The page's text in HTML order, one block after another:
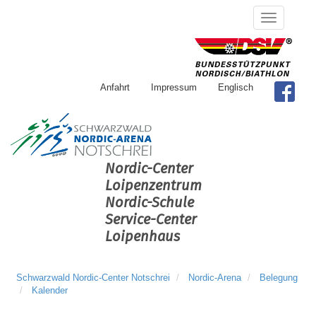
Anfahrt Impressum Englisch
Nordic-Center
Loipenzentrum
Nordic-Schule
Service-Center
Loipenhaus
Schwarzwald Nordic-Center Notschrei Nordic-Arena
Belegung
Kalender